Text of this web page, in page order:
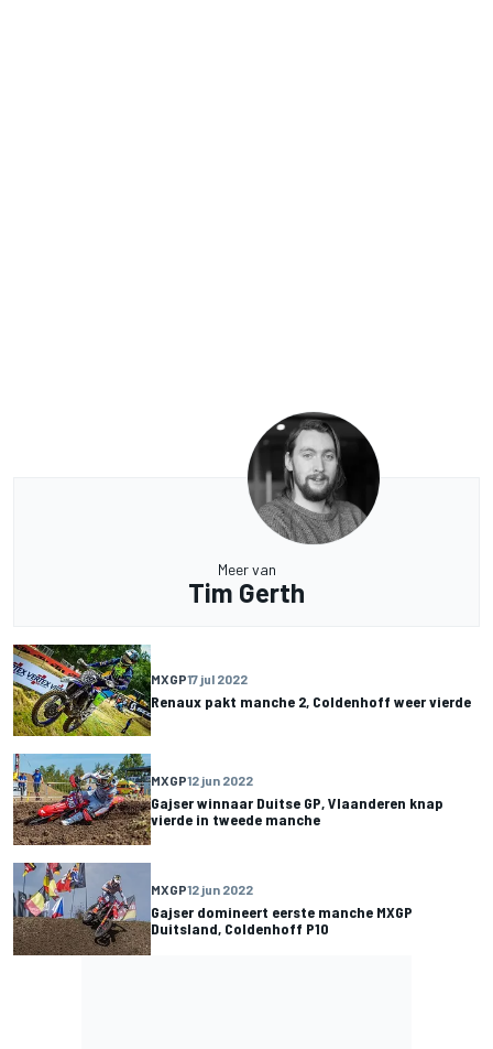
Meer van
Tim Gerth
MXGP17 jul 2022
Renaux pakt manche 2, Coldenhoff weer vierde
MXGP12 jun 2022
Gajser winnaar Duitse GP, Vlaanderen knap
vierde in tweede manche
MXGP12 jun 2022
Gajser domineert eerste manche MXGP
Duitsland, Coldenhoff P10